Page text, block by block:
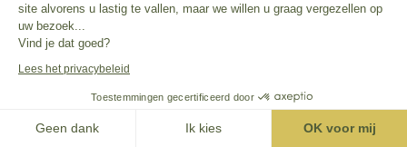
Menu du bas - Néerlandais
site alvorens u lastig te vallen, maar we willen u graag vergezellen op
uw bezoek...
Vind je dat goed?
Lees het privacybeleid
Toestemmingen gecertificeerd door
Geen dank Ik kies OK voor mij